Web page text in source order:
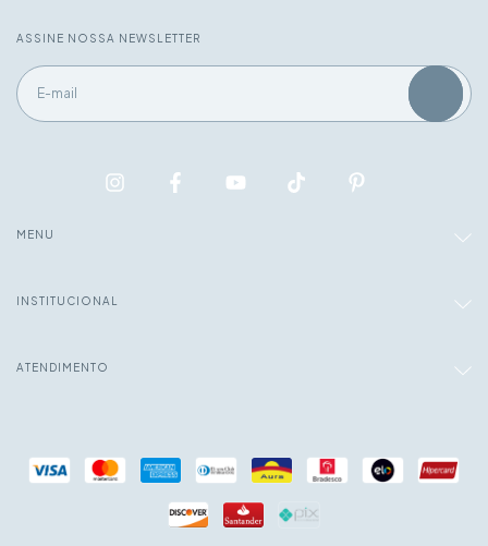
ASSINE NOSSA NEWSLETTER
MENU
INSTITUCIONAL
ATENDIMENTO